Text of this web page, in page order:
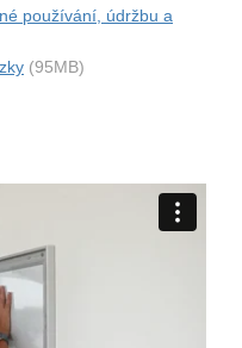
používání, údržbu a
(95MB)